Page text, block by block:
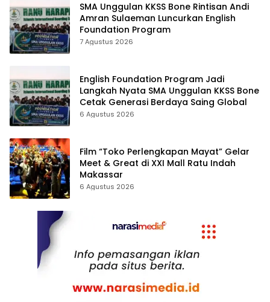
SMA Unggulan KKSS Bone Rintisan Andi
Amran Sulaeman Luncurkan English
Foundation Program
7 Agustus 2026
English Foundation Program Jadi
Langkah Nyata SMA Unggulan KKSS Bone
Cetak Generasi Berdaya Saing Global
6 Agustus 2026
Film “Toko Perlengkapan Mayat” Gelar
Meet & Great di XXI Mall Ratu Indah
Makassar
6 Agustus 2026